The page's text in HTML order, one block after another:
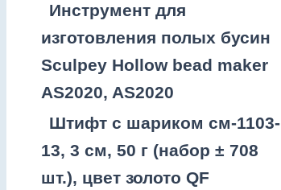
Инструмент для
изготовления полых бусин
Sculpey Hollow bead maker
AS2020, AS2020
Штифт с шариком см-1103-
13, 3 см, 50 г (набор ± 708
шт.), цвет золото QF